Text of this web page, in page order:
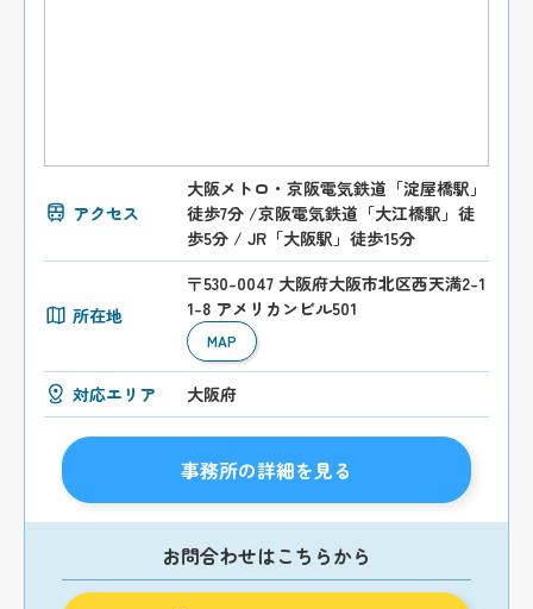
アクセス
大阪メトロ・京阪電気鉄道「淀屋橋駅」
徒歩7分 /京阪電気鉄道「大江橋駅」徒
歩5分 / JR「大阪駅」徒歩15分
所在地
〒530-0047 大阪府大阪市北区西天満2-1
1-8 アメリカンビル501
MAP
対応エリア 大阪府
事務所の詳細を見る
お問合わせはこちらから